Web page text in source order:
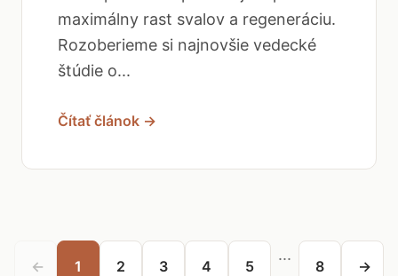
maximálny rast svalov a regeneráciu.
Rozoberieme si najnovšie vedecké
štúdie o...
Čítať článok →
← 1 2 3 4 5
...
8 →